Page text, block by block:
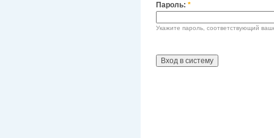
Пароль: *
Укажите пароль, соответствующий